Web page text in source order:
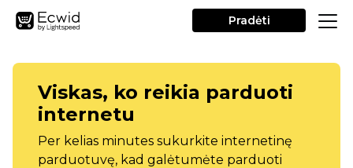
Pradėti
Viskas, ko reikia parduoti
internetu
Per kelias minutes sukurkite internetinę
parduotuvę, kad galėtumėte parduoti